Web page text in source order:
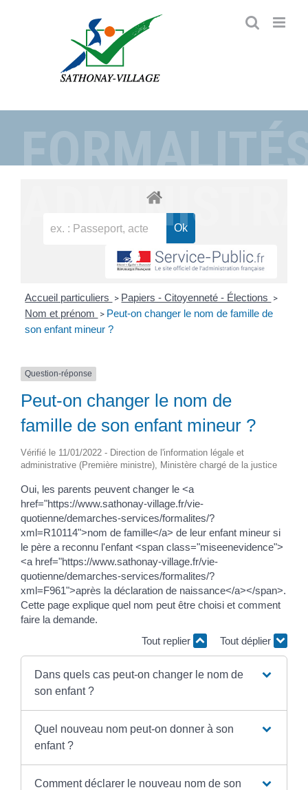
Accueil particuliers > Papiers - Citoyenneté - Élections >
Nom et prénom > Peut-on changer le nom de famille de
son enfant mineur ?
Question-réponse
Peut-on changer le nom de
famille de son enfant mineur ?
Vérifié le 11/01/2022 - Direction de l'information légale et
administrative (Première ministre), Ministère chargé de la justice
Oui, les parents peuvent changer le <a
href="https://www.sathonay-village.fr/vie-
quotienne/demarches-services/formalites/?
xml=R10114">nom de famille</a> de leur enfant mineur si
le père a reconnu l'enfant <span class="miseenevidence">
<a href="https://www.sathonay-village.fr/vie-
quotienne/demarches-services/formalites/?
xml=F961">après la déclaration de naissance</a></span>.
Cette page explique quel nom peut être choisi et comment
faire la demande.
Tout replier
Tout déplier
Dans quels cas peut-on changer le nom de
son enfant ?
Quel nouveau nom peut-on donner à son
enfant ?
Comment déclarer le nouveau nom de son